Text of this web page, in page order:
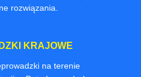
rozwiązania.
KRAJOWE
na terenie